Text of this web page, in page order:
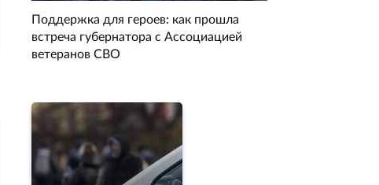
Поддержка для героев: как прошла
встреча губернатора с Ассоциацией
ветеранов СВО